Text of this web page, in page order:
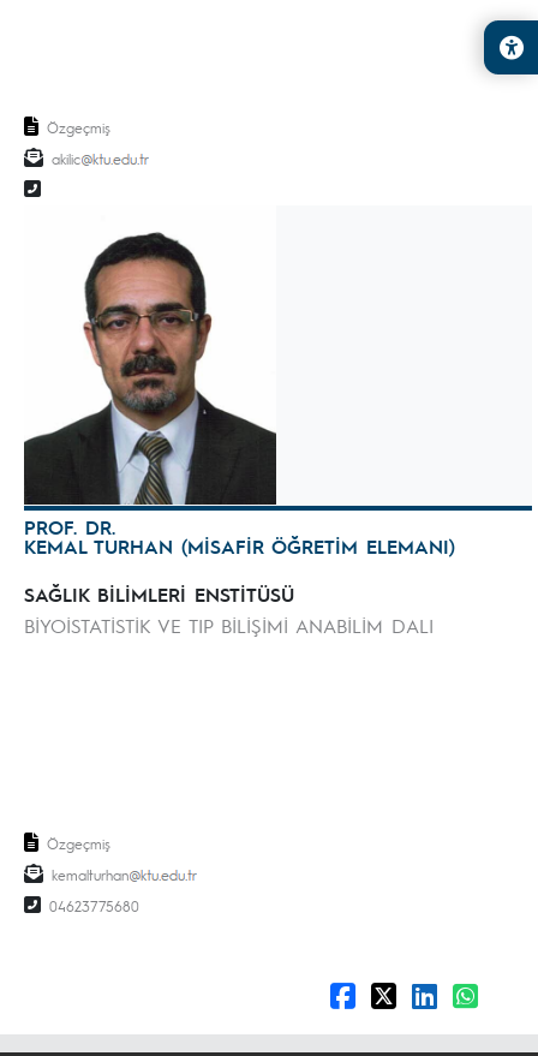
Özgeçmiş
akilic
PROF. DR.
KEMAL TURHAN (MİSAFİR ÖĞRETİM ELEMANI)
SAĞLIK BİLİMLERİ ENSTİTÜSÜ
BİYOİSTATİSTİK VE TIP BİLİŞİMİ ANABİLİM DALI
Özgeçmiş
kemalturhan
04623775680